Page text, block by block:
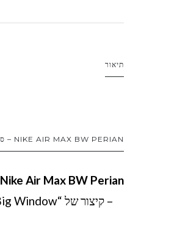
תיאור
NIKE AIR MAX BW PERIAN – סטייל רטרו עם נוחות מודרנית
Nike Air Max BW Perian